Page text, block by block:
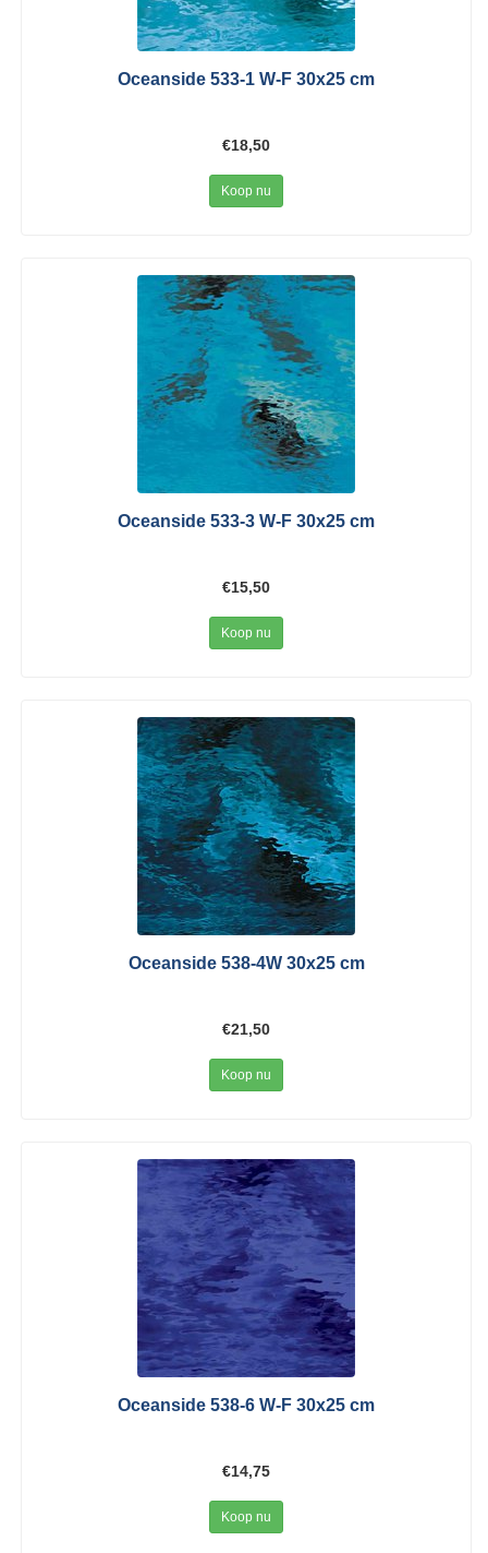
Oceanside 533-1 W-F 30x25 cm
€18,50
Koop nu
Oceanside 533-3 W-F 30x25 cm
€15,50
Koop nu
Oceanside 538-4W 30x25 cm
€21,50
Koop nu
Oceanside 538-6 W-F 30x25 cm
€14,75
Koop nu